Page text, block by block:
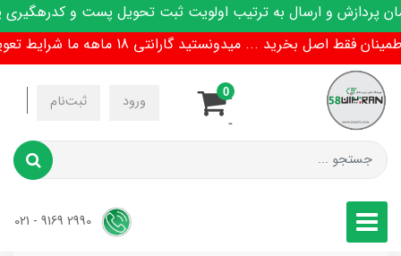
و ارسال به ترتیب اولویت ثبت تحویل پست و کدرهگیری
فقط اصل بخرید ... میدونستید گارانتی 18 ماهه ما شرایط تعویض هم داره !
ورود ثبت‌نام
-
-
0